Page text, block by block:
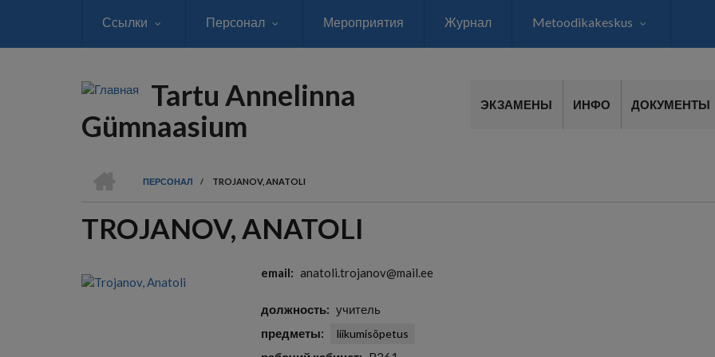
Ссылки Персонал Мероприятия Журнал Metoodikakeskus
Tartu Annelinna
Gümnaasium
ЭКЗАМЕНЫ ИНФО ДОКУМЕНТЫ
СТРОКА
НАВИГАЦИИ
ПЕРСОНАЛ
/ TROJANOV, ANATOLI
TROJANOV, ANATOLI
email anatoli.trojanov@mail.ee
должность
учитель
предметы
liikumisõpetus